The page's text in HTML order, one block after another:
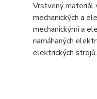
Vrstvený materiál
mechanických a
mechanickými a
namáhaných
elektrických strojů.